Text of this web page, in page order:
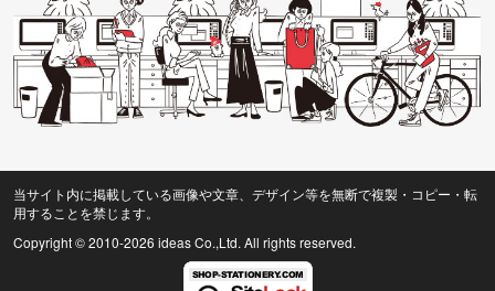
当サイト内に掲載している画像や文章、デザイン等を無断で複製・コピー・転
用することを禁じます。
Copyright © 2010-2026 ideas Co.,Ltd. All rights reserved.